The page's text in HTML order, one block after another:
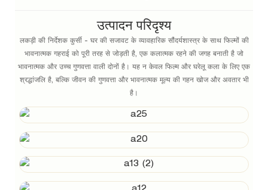
उत्पादन परिदृश्य
लकड़ी की निर्देशक कुर्सी - घर की सजावट के व्यावहारिक सौंदर्यशास्त्र के साथ फिल्मों की
भावनात्मक गहराई को पूरी तरह से जोड़ती है, एक कलात्मक रहने की जगह बनाती है जो
भावनात्मक और उच्च गुणवत्ता वाली दोनों है। यह न केवल फिल्म और घरेलू कला के लिए एक
श्रद्धांजलि है, बल्कि जीवन की गुणवत्ता और भावनात्मक मूल्य की गहन खोज और अवतार भी
है।